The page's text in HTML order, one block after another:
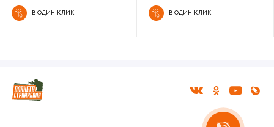
В ОДИН КЛИК В ОДИН КЛИК